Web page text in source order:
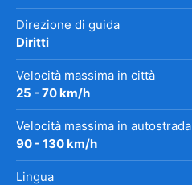
Direzione di guida
Diritti
Velocità massima in città
25 - 70 km/h
Velocità massima in autostrada
90 - 130 km/h
Lingua